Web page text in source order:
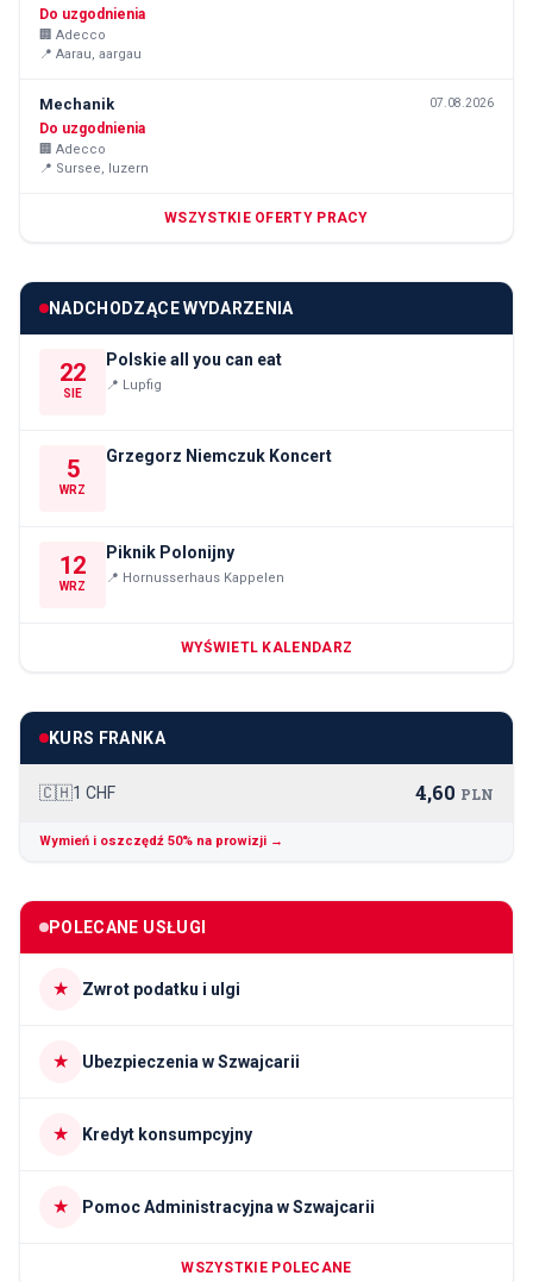
Do uzgodnienia
🏢 Adecco
📍 Aarau, aargau
Mechanik 07.08.2026
Do uzgodnienia
🏢 Adecco
📍 Sursee, luzern
WSZYSTKIE OFERTY PRACY
NADCHODZĄCE WYDARZENIA
22
SIE
Polskie all you can eat
📍 Lupfig
5
WRZ
Grzegorz Niemczuk Koncert
12
WRZ
Piknik Polonijny
📍 Hornusserhaus Kappelen
WYŚWIETL KALENDARZ
KURS FRANKA
🇨🇭1 CHF 4,60 PLN
Wymień i oszczędź 50% na prowizji →
POLECANE USŁUGI
★ Zwrot podatku i ulgi
★ Ubezpieczenia w Szwajcarii
★ Kredyt konsumpcyjny
★ Pomoc Administracyjna w Szwajcarii
WSZYSTKIE POLECANE